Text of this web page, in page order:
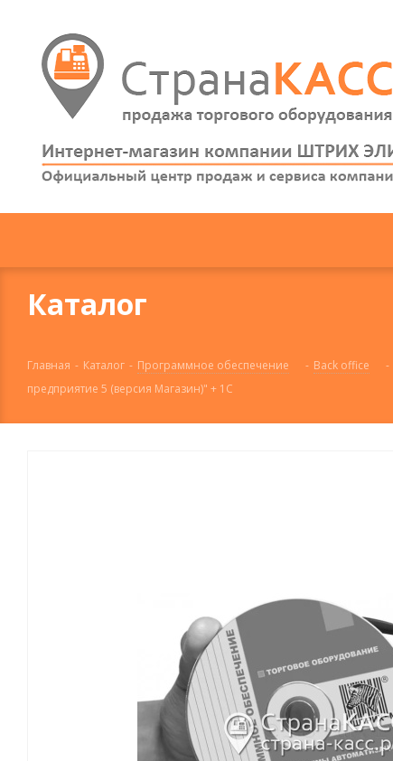
Каталог
Главная - Каталог - Программное обеспечение - Back office -
предприятие 5 (версия Магазин)" + 1С